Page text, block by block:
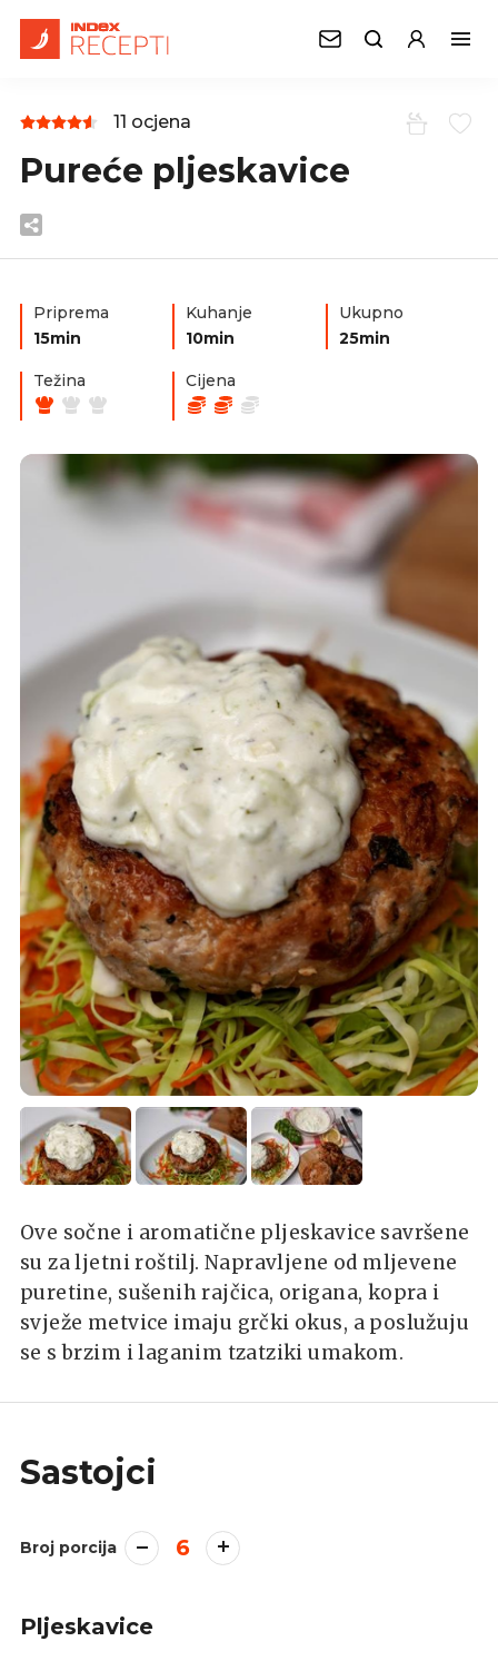
11 ocjena
Pureće pljeskavice
Priprema
15min
Kuhanje
10min
Ukupno
25min
Težina Cijena
Ove sočne i aromatične pljeskavice savršene
su za ljetni roštilj. Napravljene od mljevene
puretine, sušenih rajčica, origana, kopra i
svježe metvice imaju grčki okus, a poslužuju
se s brzim i laganim tzatziki umakom.
Sastojci
Broj porcija 6
Pljeskavice